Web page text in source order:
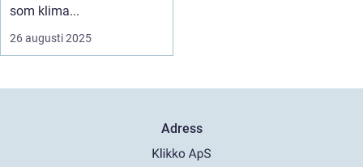
som klima...
26 augusti 2025
Adress